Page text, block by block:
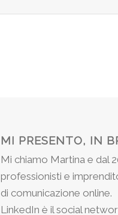
MI PRESENTO, IN
Mi chiamo Martina e dal
professionisti e
di comunicazione online.
LinkedIn è il social